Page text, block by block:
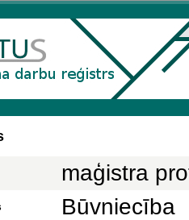
maģistra
Būvniecība